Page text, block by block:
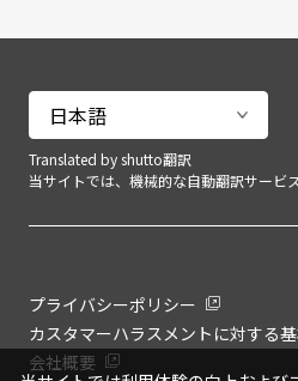
Translated by shutto翻訳
当サイトでは、機械的な自動翻訳サービ
プライバシーポリシー
カスタマーハラスメントに対する
会社概要